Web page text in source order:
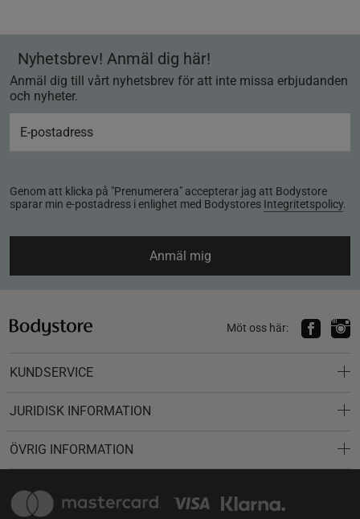
Nyhetsbrev! Anmäl dig här!
Anmäl dig till vårt nyhetsbrev för att inte missa erbjudanden
och nyheter.
Genom att klicka på "Prenumerera" accepterar jag att Bodystore
sparar min e-postadress i enlighet med Bodystores Integritetspolicy.
Anmäl mig
Möt oss här:
KUNDSERVICE
JURIDISK INFORMATION
ÖVRIG INFORMATION